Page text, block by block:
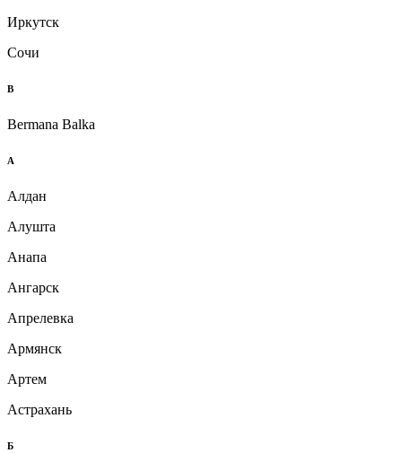
Иркутск
Сочи
B
Bermana Balka
А
Алдан
Алушта
Анапа
Ангарск
Апрелевка
Армянск
Артем
Астрахань
Б